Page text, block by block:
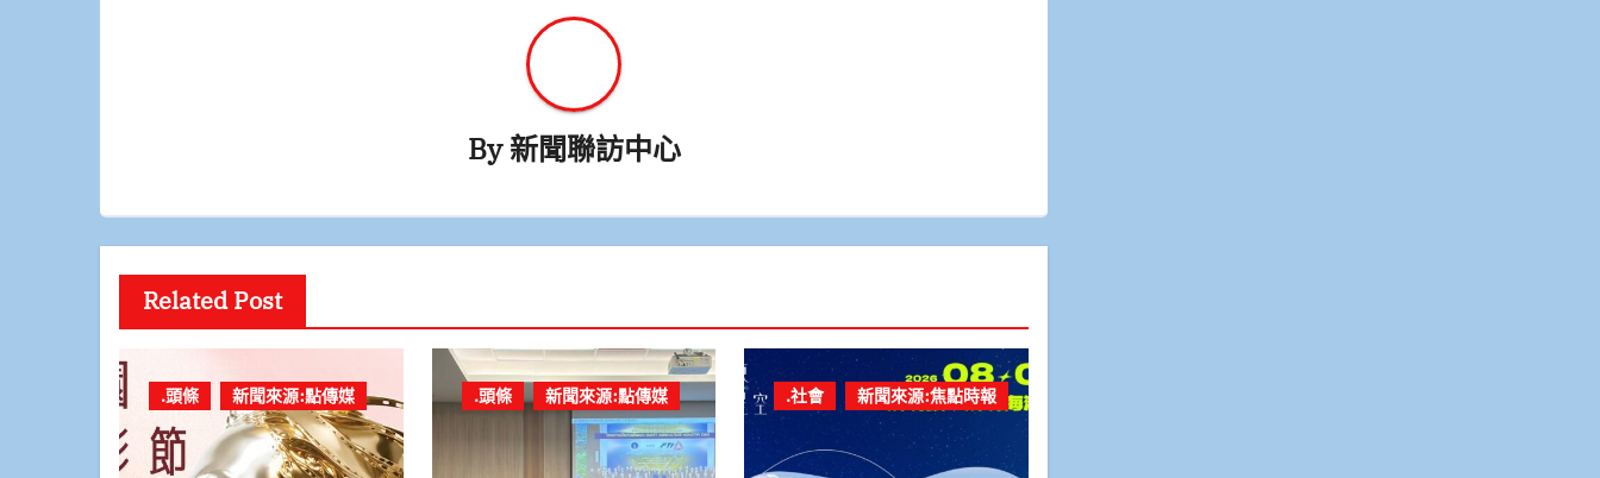
By新聞聯訪中心
Related Post
.頭條 新聞來源:點傳媒 .頭條 新聞來源:點傳媒 .社會 新聞來源:焦點時報